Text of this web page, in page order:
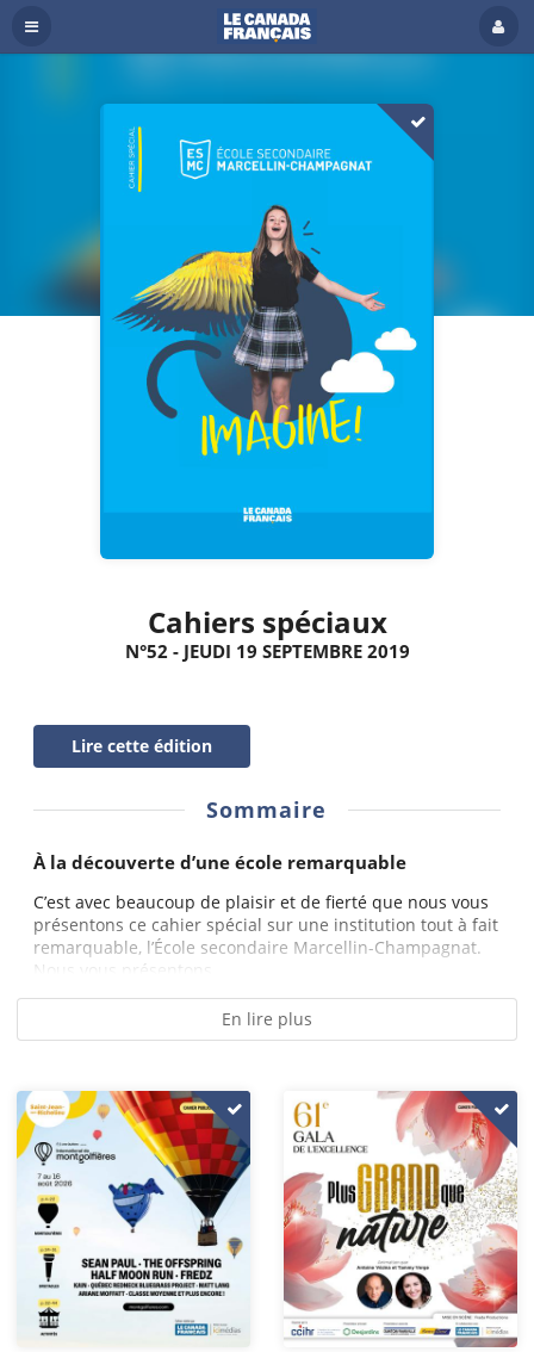
Cahiers spéciaux
N°52 - JEUDI 19 SEPTEMBRE 2019
Lire cette édition
Sommaire
À la découverte d’une école remarquable
C’est avec beaucoup de plaisir et de fierté que nous vous
présentons ce cahier spécial sur une institution tout à fait
remarquable, l’École secondaire Marcellin-Champagnat.
Nous vous présentons...
En lire plus